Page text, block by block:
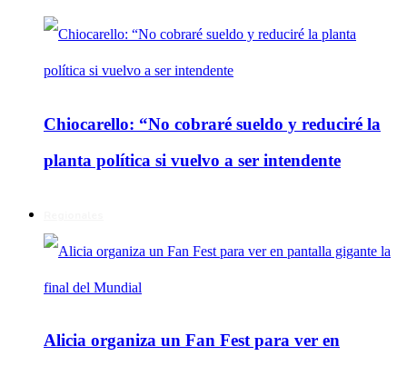
Chiocarello: “No cobraré sueldo y reduciré la
planta política si vuelvo a ser intendente
Alicia organiza un Fan Fest para ver en